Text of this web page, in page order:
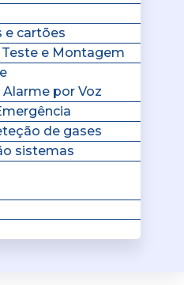
e cartões
e Montagem
por Voz
de gases
sistemas